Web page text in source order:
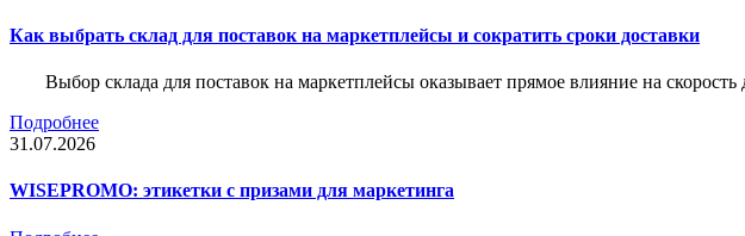
Как выбрать склад для поставок на маркетплейсы и сократить сроки доставки
Выбор склада для поставок на маркетплейсы оказывает прямое влияние на
Подробнее
31.07.2026
WISEPROMO: этикетки с призами для маркетинга